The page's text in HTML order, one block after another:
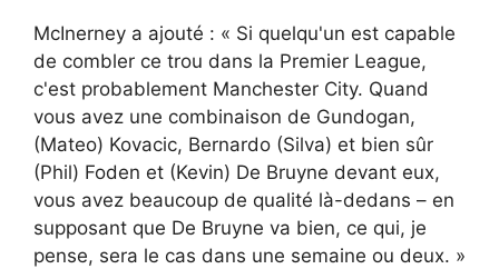
McInerney a ajouté : « Si quelqu'un est capable
de combler ce trou dans la Premier League,
c'est probablement Manchester City. Quand
vous avez une combinaison de Gundogan,
(Mateo) Kovacic, Bernardo (Silva) et bien sûr
(Phil) Foden et (Kevin) De Bruyne devant eux,
vous avez beaucoup de qualité là-dedans – en
supposant que De Bruyne va bien, ce qui, je
pense, sera le cas dans une semaine ou deux. »